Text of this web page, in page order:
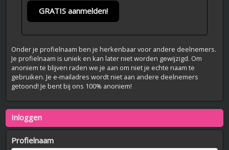
GRATIS aanmelden!
Onder je profielnaam ben je herkenbaar voor andere deelnemers.
Je profielnaam is uniek en kan later niet worden gewijzigd. Om
anoniem te blijven raden we je aan om niet je echte naam te
gebruiken. Je e-mailadres wordt niet aan andere deelnemers
getoond! Je bent bij ons 100% anoniem!
Inloggen
Profielnaam